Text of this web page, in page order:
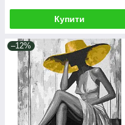
Купити
–12%